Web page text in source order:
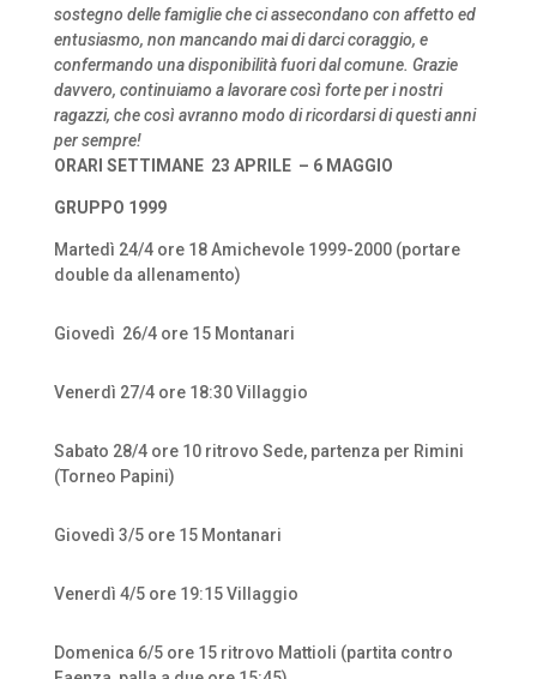
sostegno delle famiglie che ci assecondano con affetto ed
entusiasmo, non mancando mai di darci coraggio, e
confermando una disponibilità fuori dal comune. Grazie
davvero, continuiamo a lavorare così forte per i nostri
ragazzi, che così avranno modo di ricordarsi di questi anni
per sempre!
ORARI SETTIMANE 23 APRILE – 6 MAGGIO
GRUPPO 1999
Martedì 24/4 ore 18 Amichevole 1999-2000 (portare
double da allenamento)
Giovedì 26/4 ore 15 Montanari
Venerdì 27/4 ore 18:30 Villaggio
Sabato 28/4 ore 10 ritrovo Sede, partenza per Rimini
(Torneo Papini)
Giovedì 3/5 ore 15 Montanari
Venerdì 4/5 ore 19:15 Villaggio
Domenica 6/5 ore 15 ritrovo Mattioli (partita contro